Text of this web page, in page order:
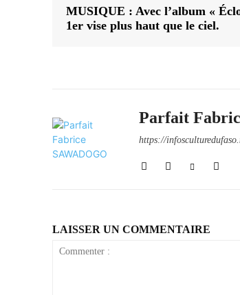
MUSIQUE : Avec l’album «
1er vise plus haut que le ciel.
Parfait
https://
LAISSER UN COMMENTAIRE